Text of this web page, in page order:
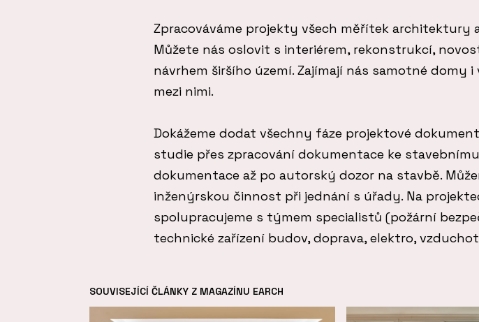
Zpracováváme projekty všech měřítek architektury
Můžete nás oslovit s interiérem, rekonstrukcí,
návrhem širšího území. Zajímají nás samotné domy
mezi nimi.
Dokážeme dodat všechny fáze projektové
studie přes zpracování dokumentace ke
dokumentace až po autorský dozor na stavbě.
inženýrskou činnost při jednání s úřady. Na
spolupracujeme s týmem specialistů (požární
technické zařízení budov, doprava, elektro,
SOUVISEJÍCÍ ČLÁNKY Z MAGAZÍNU EARCH